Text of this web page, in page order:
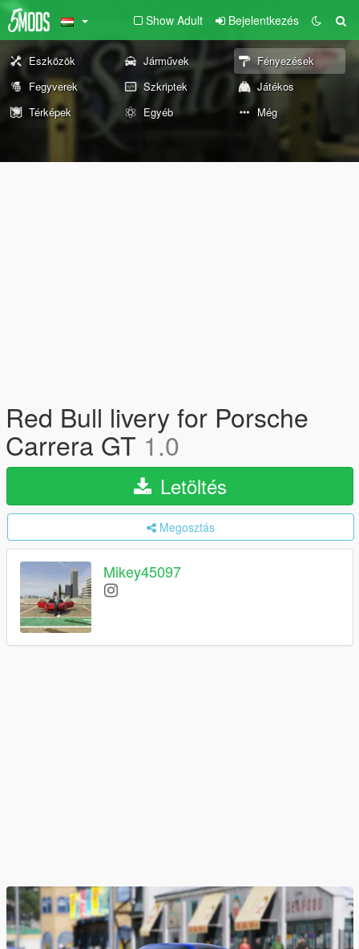
Show Adult Bejelentkezés
Eszközök Járművek
Fényezések
Fegyverek
Szkriptek
Játékos
Térképek
Egyéb Még
Red Bull livery for Porsche
Carrera GT 1.0
Letöltés
Megosztás
Mikey45097